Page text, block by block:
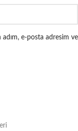
adım, e-posta adresim ve